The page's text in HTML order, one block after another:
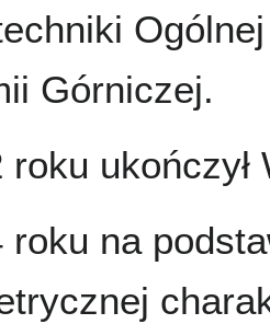
Górniczej.
roku ukończył
roku na